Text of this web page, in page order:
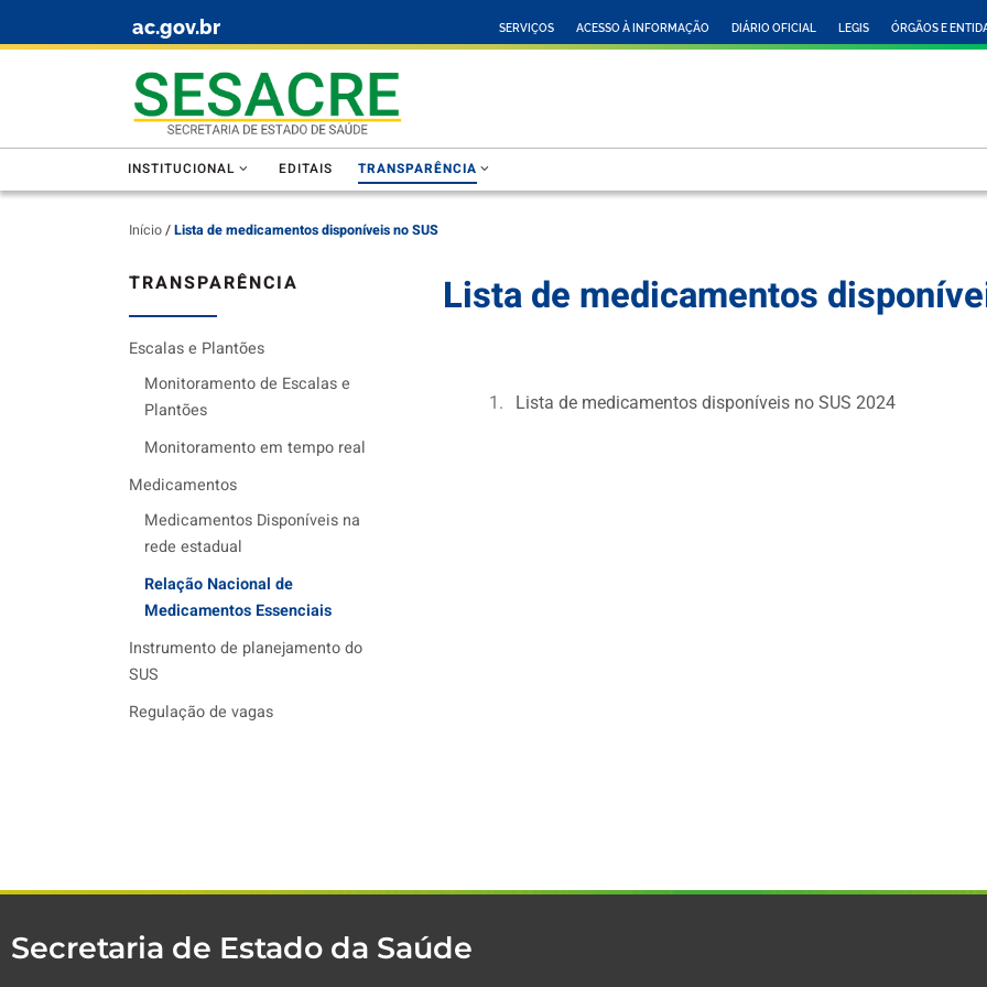
ac.gov.br SERVIÇOS ACESSO À INFORMAÇÃO DIÁRIO OFICIAL LEGIS ÓRGÃOS E
INSTITUCIONAL EDITAIS TRANSPARÊNCIA
Início/Lista de medicamentos disponíveis no SUS
Lista de medicamentos
Lista de medicamentos disponíveis no SUS 2024
TRANSPARÊNCIA
Escalas e Plantões
Monitoramento de Escalas e
Plantões
Monitoramento em tempo real
Medicamentos
Medicamentos Disponíveis na
rede estadual
Relação Nacional de
Medicamentos Essenciais
Instrumento de planejamento do
SUS
Regulação de vagas
Secretaria de Estado da Saúde